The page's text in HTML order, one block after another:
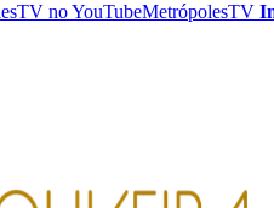
noYouTubeMetrópolesTV